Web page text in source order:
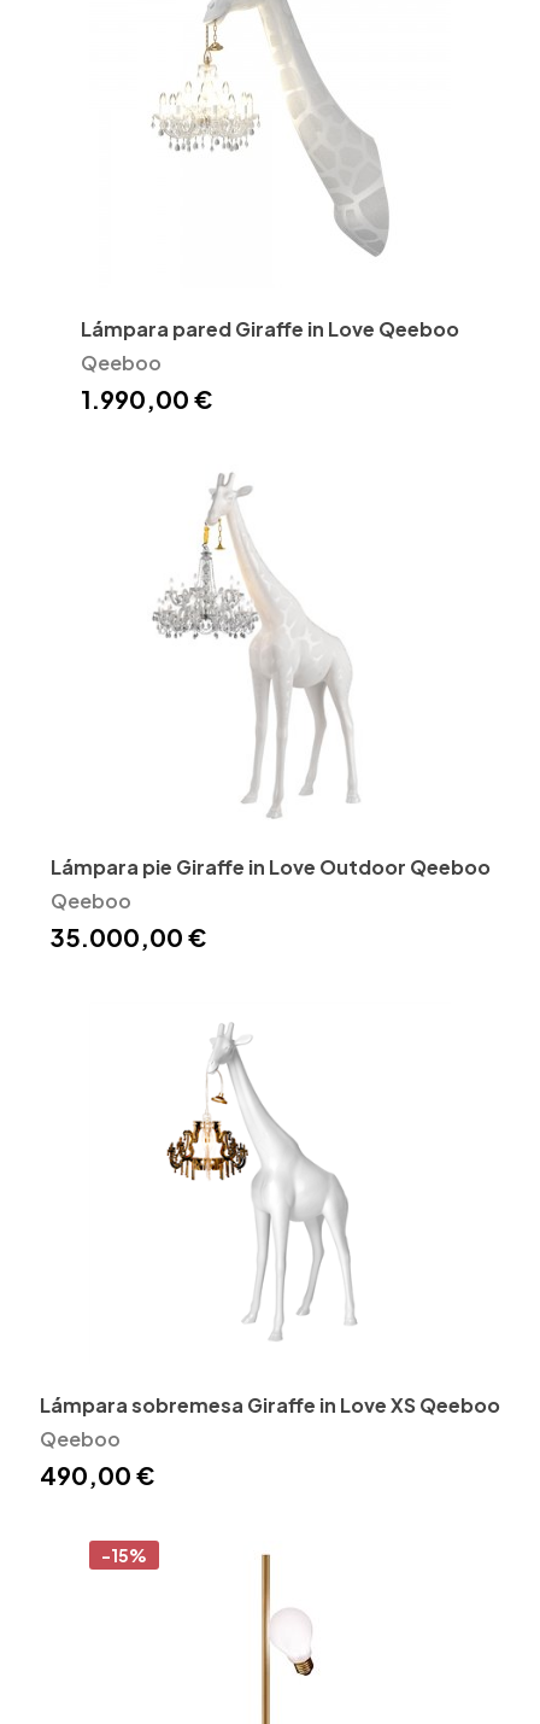
Lámpara pared Giraffe in Love Qeeboo
Qeeboo
1.990,00 €
Lámpara pie Giraffe in Love Outdoor Qeeboo
Qeeboo
35.000,00 €
Lámpara sobremesa Giraffe in Love XS Qeeboo
Qeeboo
490,00 €
-15%